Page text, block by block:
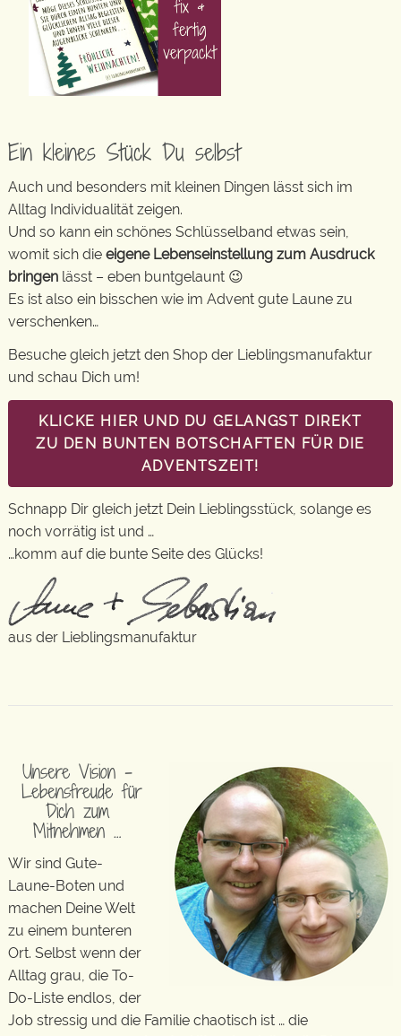
Ein kleines Stück Du selbst
Auch und besonders mit kleinen Dingen lässt sich im
Alltag Individualität zeigen.
Und so kann ein schönes Schlüsselband etwas sein,
womit sich die eigene Lebenseinstellung zum Ausdruck
bringen lässt – eben buntgelaunt 😉
Es ist also ein bisschen wie im Advent gute Laune zu
verschenken…
Besuche gleich jetzt den Shop der Lieblingsmanufaktur
und schau Dich um!
KLICKE HIER UND DU GELANGST DIREKT
ZU DEN BUNTEN BOTSCHAFTEN FÜR DIE
ADVENTSZEIT!
Schnapp Dir gleich jetzt Dein Lieblingsstück, solange es
noch vorrätig ist und …
…komm auf die bunte Seite des Glücks!
aus der Lieblingsmanufaktur
Unsere Vision –
Lebensfreude für
Dich zum
Mitnehmen …
Wir sind Gute-
Laune-Boten und
machen Deine Welt
zu einem bunteren
Ort. Selbst wenn der
Alltag grau, die To-
Do-Liste endlos, der
Job stressig und die Familie chaotisch ist … die